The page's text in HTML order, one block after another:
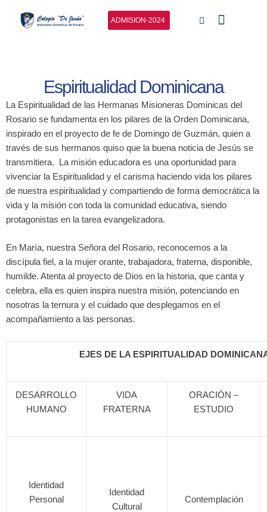
ADMISION-2024
Espiritualidad Dominicana
La Espiritualidad de las Hermanas Misioneras Dominicas del
Rosario se fundamenta en los pilares de la Orden Dominicana,
inspirado en el proyecto de fe de Domingo de Guzmán, quien a
través de sus hermanos quiso que la buena noticia de Jesús se
transmitiera. La misión educadora es una oportunidad para
vivenciar la Espiritualidad y el carisma haciendo vida los pilares
de nuestra espiritualidad y compartiendo de forma democrática la
vida y la misión con toda la comunidad educativa, siendo
protagonistas en la tarea evangelizadora.
En María, nuestra Señora del Rosario, reconocemos a la
discípula fiel, a la mujer orante, trabajadora, fraterna, disponible,
humilde. Atenta al proyecto de Dios en la historia, que canta y
celebra, ella es quien inspira nuestra misión, potenciando en
nosotras la ternura y el cuidado que desplegamos en el
acompañamiento a las personas.
EJES DE LA ESPIRITUALIDAD
DESARROLLO
HUMANO
VIDA
FRATERNA
ORACIÓN –
ESTUDIO
Identidad
Personal
Identidad
Cultural
Contemplación